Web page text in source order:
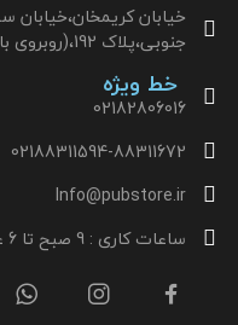
خیابان کریمخان،خیابان
جنوبی،پلاک 192،(روبروی بانک سپه)طبقه 3،واحد 14
خط ویژه
02182806016
02188311594-88311672
Info@pubstore.ir
ساعات کاری : 9 صبح تا 6 عصر